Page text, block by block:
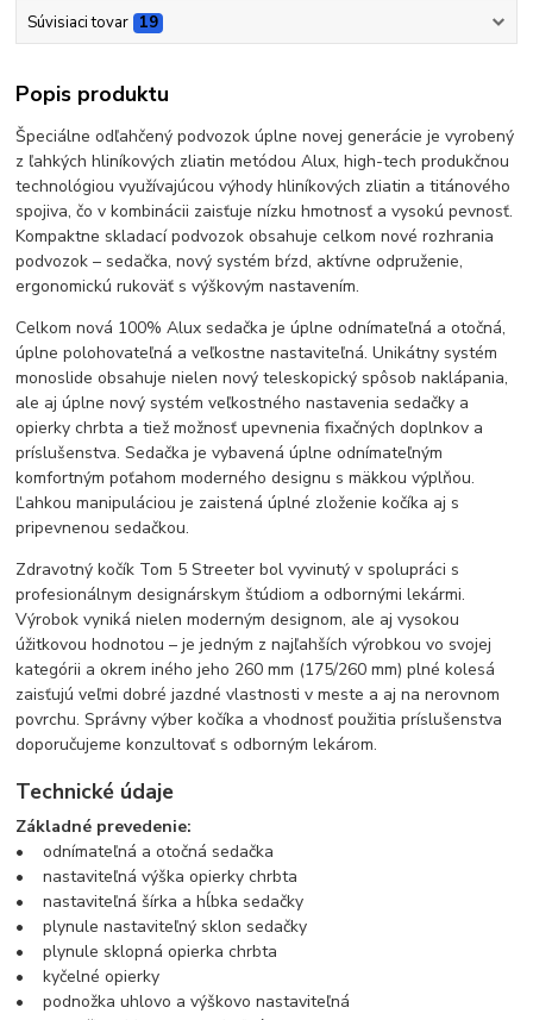
Súvisiaci tovar 19
Popis produktu
Špeciálne odľahčený podvozok úplne novej generácie je vyrobený
z ľahkých hliníkových zliatin metódou Alux, high-tech produkčnou
technológiou využívajúcou výhody hliníkových zliatin a titánového
spojiva, čo v kombinácii zaisťuje nízku hmotnosť a vysokú pevnosť.
Kompaktne skladací podvozok obsahuje celkom nové rozhrania
podvozok – sedačka, nový systém bŕzd, aktívne odpruženie,
ergonomickú rukoväť s výškovým nastavením.
Celkom nová 100% Alux sedačka je úplne odnímateľná a otočná,
úplne polohovateľná a veľkostne nastaviteľná. Unikátny systém
monoslide obsahuje nielen nový teleskopický spôsob naklápania,
ale aj úplne nový systém veľkostného nastavenia sedačky a
opierky chrbta a tiež možnosť upevnenia fixačných doplnkov a
príslušenstva. Sedačka je vybavená úplne odnímateľným
komfortným poťahom moderného designu s mäkkou výplňou.
Ľahkou manipuláciou je zaistená úplné zloženie kočíka aj s
pripevnenou sedačkou.
Zdravotný kočík Tom 5 Streeter bol vyvinutý v spolupráci s
profesionálnym designárskym štúdiom a odbornými lekármi.
Výrobok vyniká nielen moderným designom, ale aj vysokou
úžitkovou hodnotou – je jedným z najľahších výrobkou vo svojej
kategórii a okrem iného jeho 260 mm (175/260 mm) plné kolesá
zaisťujú veľmi dobré jazdné vlastnosti v meste a aj na nerovnom
povrchu. Správny výber kočíka a vhodnosť použitia príslušenstva
doporučujeme konzultovať s odborným lekárom.
Technické údaje
Základné prevedenie:
• odnímateľná a otočná sedačka
• nastaviteľná výška opierky chrbta
• nastaviteľná šírka a hĺbka sedačky
• plynule nastaviteľný sklon sedačky
• plynule sklopná opierka chrbta
• kyčelné opierky
• podnožka uhlovo a výškovo nastaviteľná